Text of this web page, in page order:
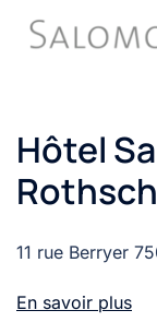
Hôtel
11 rue Berryer
En savoir plus